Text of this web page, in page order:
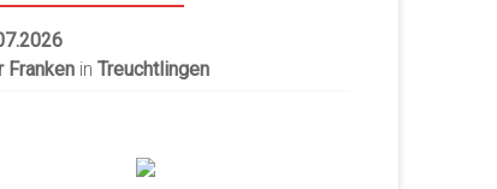
Franken inTreuchtlingen